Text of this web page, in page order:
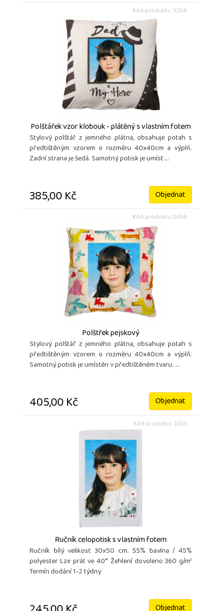
Kód produktu: 3268
Polštářek vzor klobouk - plátěný s vlastním fotem
Stylový polštář z jemného plátna, obsahuje potah s
předtištěným vzorem o rozměru 40x40cm a výplň.
Zadní strana je šedá. Samotný potisk je umíst ...
385,00 Kč Objednat
Kód produktu: 2458
Polštřek pejskový
Stylový polštář z jemného plátna, obsahuje potah s
předtištěným vzorem o rozměru 40x40cm a výplň.
Samotný potisk je umístěn v předtištěném tvaru. ...
405,00 Kč Objednat
Kód produktu: 3263
Ručník celopotisk s vlastním fotem
Ručník bílý velikost 30x50 cm. 55% bavlna / 45%
polyester Lze prát ve 40° Žehlení dovoleno 360 g/m²
Termín dodání 1-2 týdny